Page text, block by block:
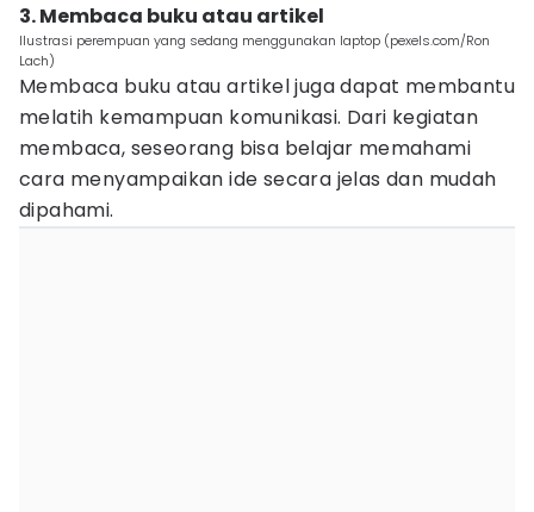
3. Membaca buku atau artikel
Ilustrasi perempuan yang sedang menggunakan laptop (pexels.com/Ron
Lach)
Membaca buku atau artikel juga dapat membantu
melatih kemampuan komunikasi. Dari kegiatan
membaca, seseorang bisa belajar memahami
cara menyampaikan ide secara jelas dan mudah
dipahami.